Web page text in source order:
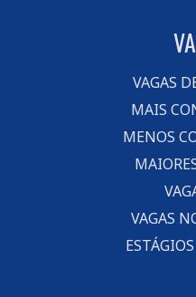
VAGAS
MAIS
MENOS
VAGAS